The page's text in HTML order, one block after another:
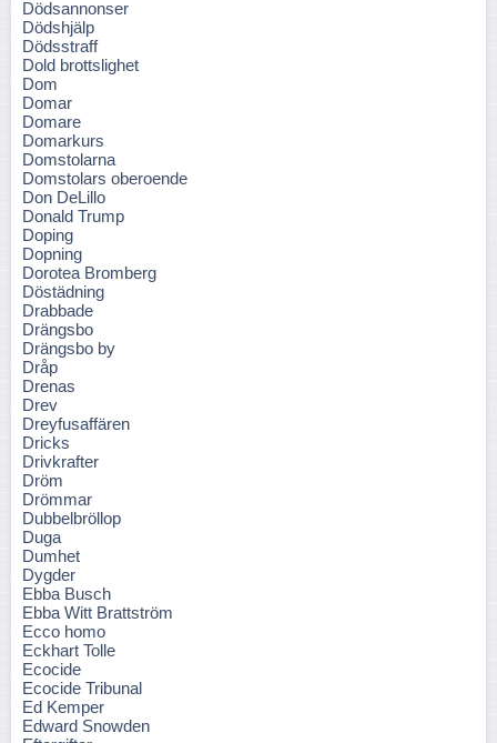
Dödsannonser
Dödshjälp
Dödsstraff
Dold brottslighet
Dom
Domar
Domare
Domarkurs
Domstolarna
Domstolars oberoende
Don DeLillo
Donald Trump
Doping
Dopning
Dorotea Bromberg
Döstädning
Drabbade
Drängsbo
Drängsbo by
Dråp
Drenas
Drev
Dreyfusaffären
Dricks
Drivkrafter
Dröm
Drömmar
Dubbelbröllop
Duga
Dumhet
Dygder
Ebba Busch
Ebba Witt Brattström
Ecco homo
Eckhart Tolle
Ecocide
Ecocide Tribunal
Ed Kemper
Edward Snowden